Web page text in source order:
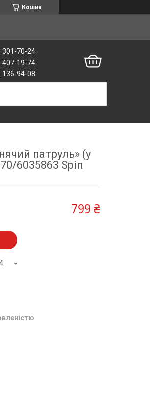
Кошик
301-70-24
407-19-74
136-94-08
патруль» (у
6035863 Spin
799 ₴